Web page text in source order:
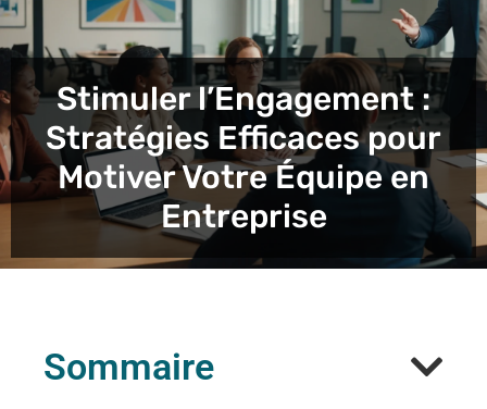
Stimuler l’Engagement :
Stratégies Efficaces pour
Motiver Votre Équipe en
Entreprise
Sommaire